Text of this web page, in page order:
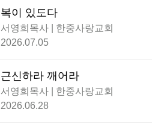
복이 있도다
서영희목사 | 한중사랑교회
2026.07.05
근신하라 깨어라
서영희목사 | 한중사랑교회
2026.06.28